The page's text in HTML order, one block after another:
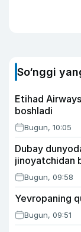
So‘nggi
Etihad
boshladi
Bugun, 10:05
Dubay
jinoyatchidan
Bugun, 09:58
Yevropaning
Bugun, 09:51